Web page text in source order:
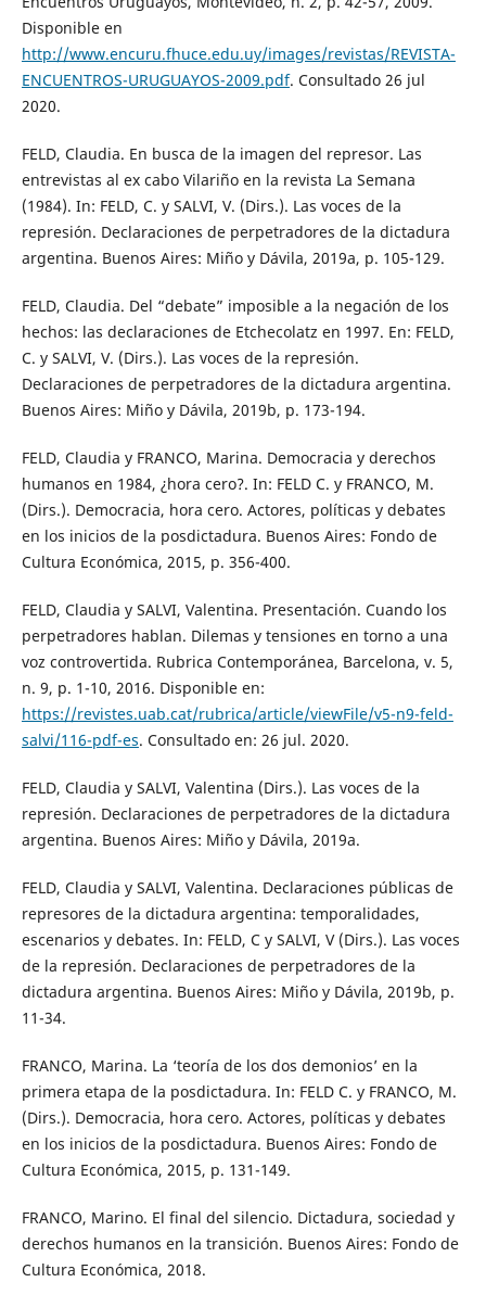
Disponible en
http://www.encuru.fhuce.edu.uy/images/revistas/REVISTA-
ENCUENTROS-URUGUAYOS-2009.pdf. Consultado 26 jul
2020.
FELD, Claudia. En busca de la imagen del represor. Las
entrevistas al ex cabo Vilariño en la revista La Semana
(1984). In: FELD, C. y SALVI, V. (Dirs.). Las voces de la
represión. Declaraciones de perpetradores de la dictadura
argentina. Buenos Aires: Miño y Dávila, 2019a, p. 105-129.
FELD, Claudia. Del “debate” imposible a la negación de los
hechos: las declaraciones de Etchecolatz en 1997. En: FELD,
C. y SALVI, V. (Dirs.). Las voces de la represión.
Declaraciones de perpetradores de la dictadura argentina.
Buenos Aires: Miño y Dávila, 2019b, p. 173-194.
FELD, Claudia y FRANCO, Marina. Democracia y derechos
humanos en 1984, ¿hora cero?. In: FELD C. y FRANCO, M.
(Dirs.). Democracia, hora cero. Actores, políticas y debates
en los inicios de la posdictadura. Buenos Aires: Fondo de
Cultura Económica, 2015, p. 356-400.
FELD, Claudia y SALVI, Valentina. Presentación. Cuando los
perpetradores hablan. Dilemas y tensiones en torno a una
voz controvertida. Rubrica Contemporánea, Barcelona, v. 5,
n. 9, p. 1-10, 2016. Disponible en:
https://revistes.uab.cat/rubrica/article/viewFile/v5-n9-feld-
salvi/116-pdf-es. Consultado en: 26 jul. 2020.
FELD, Claudia y SALVI, Valentina (Dirs.). Las voces de la
represión. Declaraciones de perpetradores de la dictadura
argentina. Buenos Aires: Miño y Dávila, 2019a.
FELD, Claudia y SALVI, Valentina. Declaraciones públicas de
represores de la dictadura argentina: temporalidades,
escenarios y debates. In: FELD, C y SALVI, V (Dirs.). Las voces
de la represión. Declaraciones de perpetradores de la
dictadura argentina. Buenos Aires: Miño y Dávila, 2019b, p.
11-34.
FRANCO, Marina. La ‘teoría de los dos demonios’ en la
primera etapa de la posdictadura. In: FELD C. y FRANCO, M.
(Dirs.). Democracia, hora cero. Actores, políticas y debates
en los inicios de la posdictadura. Buenos Aires: Fondo de
Cultura Económica, 2015, p. 131-149.
FRANCO, Marino. El final del silencio. Dictadura, sociedad y
derechos humanos en la transición. Buenos Aires: Fondo de
Cultura Económica, 2018.